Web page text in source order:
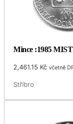
Mince :1985
2,461.15 Kč včetně
Stříbro